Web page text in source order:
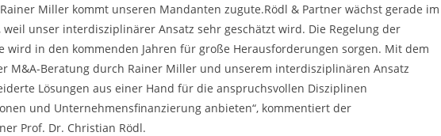
Miller kommt unseren Mandanten zugute.Rödl & Partner wächst gerade im
weil unser interdisziplinärer Ansatz sehr geschätzt wird. Die Regelung der
wird in den kommenden Jahren für große Herausforderungen sorgen. Mit dem
M&A-Beratung durch Rainer Miller und unserem interdisziplinären Ansatz
Lösungen aus einer Hand für die anspruchsvollen Disziplinen
und Unternehmensfinanzierung anbieten“, kommentiert der
Prof. Dr. Christian Rödl.